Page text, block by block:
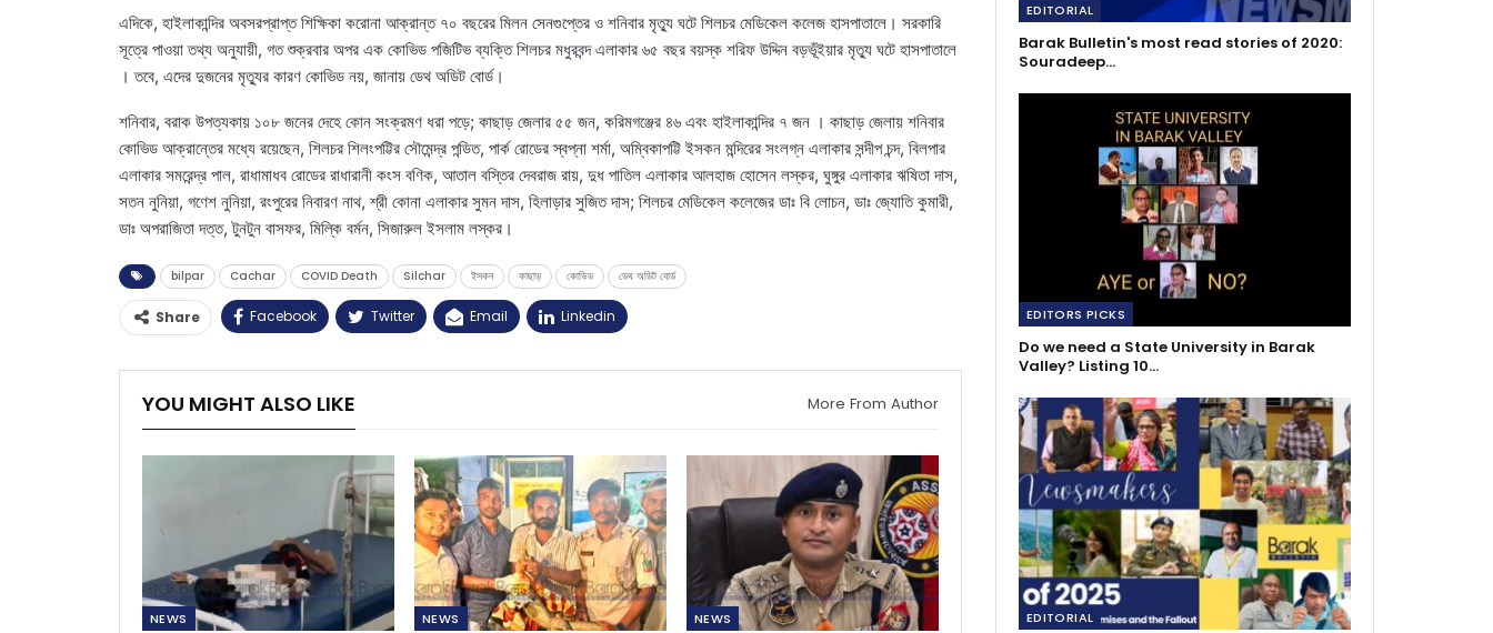
এদিকে, হাইলাকান্দির অবসরপ্রাপ্ত শিক্ষিকা করোনা আক্রান্ত ৭০ বছরের মিলন সেনগুপ্তের ও শনিবার মৃত্যু ঘটে শিলচর মেডিকেল কলেজ হাসপাতালে। সরকারি
সূত্রে পাওয়া তথ্য অনুযায়ী, গত শুক্রবার অপর এক কোভিড পজিটিভ ব্যক্তি শিলচর মধুরবন্দ এলাকার ৬৫ বছর বয়স্ক শরিফ উদ্দিন বড়ভূঁইয়ার মৃত্যু ঘটে হাসপাতালে
। তবে, এদের দুজনের মৃত্যুর কারণ কোভিড নয়, জানায় ডেথ অডিট বোর্ড।
শনিবার, বরাক উপত্যকায় ১০৮ জনের দেহে কোন সংক্রমণ ধরা পড়ে; কাছাড় জেলার ৫৫ জন, করিমগঞ্জের ৪৬ এবং হাইলাকান্দির ৭ জন । কাছাড় জেলায় শনিবার
কোভিড আক্রান্তের মধ্যে রয়েছেন, শিলচর শিলংপট্টির সৌমেন্দ্র পন্ডিত, পার্ক রোডের স্বপ্না শর্মা, অম্বিকাপট্টি ইসকন মন্দিরের সংলগ্ন এলাকার সন্দীপ চন্দ, বিলপার
এলাকার সমরেন্দ্র পাল, রাধামাধব রোডের রাধারানী কংস বণিক, আতাল বস্তির দেবরাজ রায়, দুধ পাতিল এলাকার আলহাজ হোসেন লস্কর, ঘুঙ্গুর এলাকার ঋষিতা দাস,
সতন নুনিয়া, গণেশ নুনিয়া, রংপুরের নিবারণ নাথ, শ্রী কোনা এলাকার সুমন দাস, হিলাড়ার সুজিত দাস; শিলচর মেডিকেল কলেজের ডাঃ বি লোচন, ডাঃ জ্যোতি কুমারী,
ডাঃ অপরাজিতা দত্ত, টুনটুন বাসফর, মিল্কি বর্মন, সিজারুল ইসলাম লস্কর।
bilpar Cachar COVID Death Silchar ইসকন কাছাড় কোভিড ডেথ অডিট বোর্ড
Share Facebook Twitter Email Linkedin
YOU MIGHT ALSO LIKE More From Author
NEWS NEWS NEWS
EDITORIAL
Barak Bulletin's most read stories of 2020:
Souradeep…
EDITORS PICKS
Do we need a State University in Barak
Valley? Listing 10…
EDITORIAL